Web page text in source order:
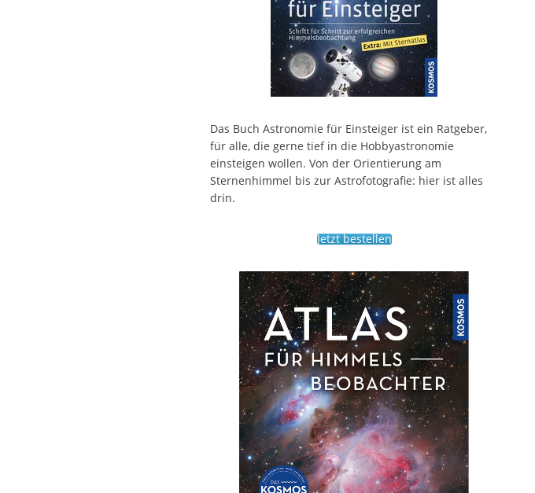
Das Buch Astronomie für Einsteiger ist ein Ratgeber,
für alle, die gerne tief in die Hobbyastronomie
einsteigen wollen. Von der Orientierung am
Sternenhimmel bis zur Astrofotografie: hier ist alles
drin.
Jetzt bestellen